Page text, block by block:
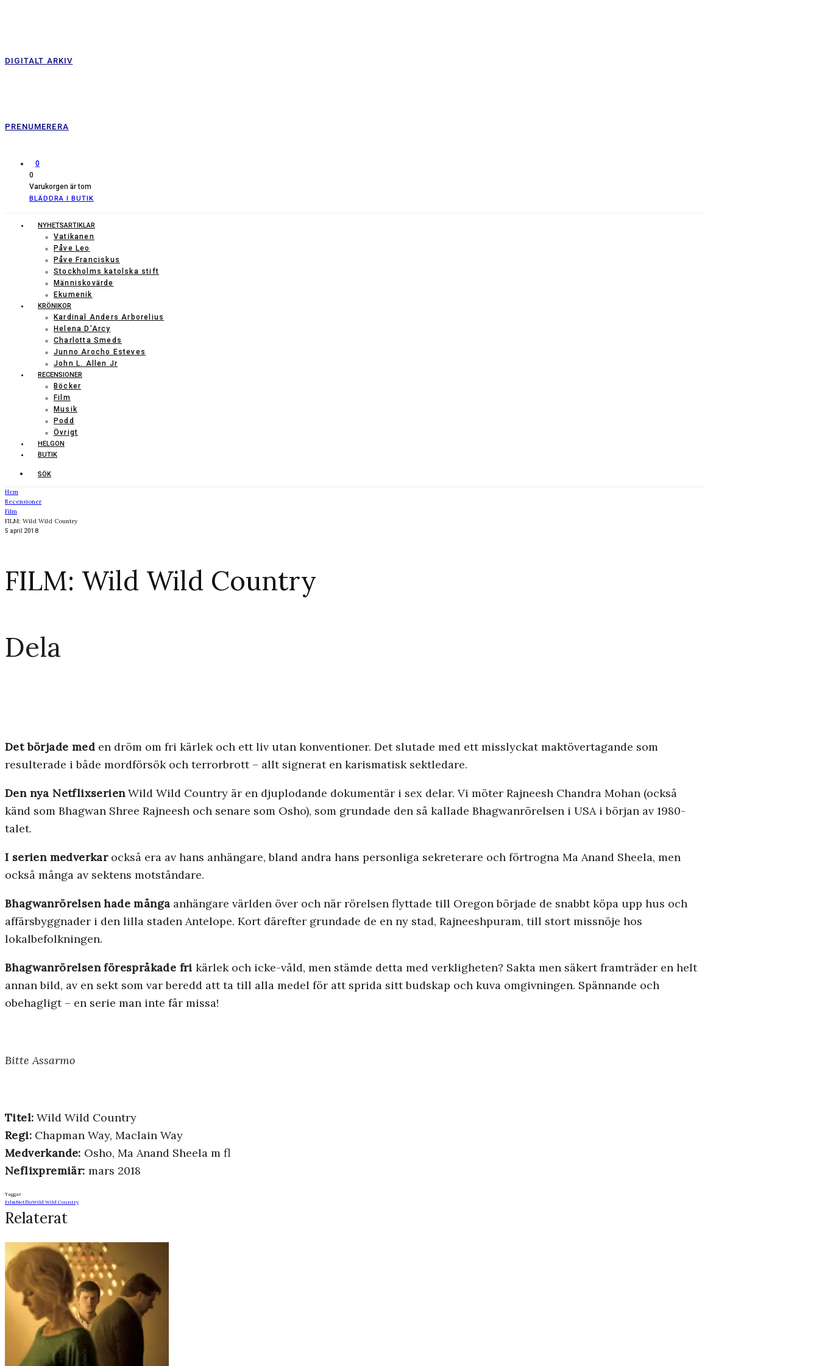
DIGITALT ARKIV
PRENUMERERA
0
0
Varukorgen är tom
BLÄDDRA I BUTIK
NYHETSARTIKLAR
Vatikanen
Påve Leo
Påve Franciskus
Stockholms katolska stift
Människovärde
Ekumenik
KRÖNIKOR
Kardinal Anders Arborelius
Helena D’Arcy
Charlotta Smeds
Junno Arocho Esteves
John L. Allen Jr
RECENSIONER
Böcker
Film
Musik
Podd
Övrigt
HELGON
BUTIK
SÖK
Hem
Recensioner
Film
FILM: Wild Wild Country
5 april 2018
FILM: Wild Wild Country
Dela
Det började med en dröm om fri kärlek och ett liv utan konventioner. Det slutade med ett misslyckat maktövertagande som
resulterade i både mordförsök och terrorbrott – allt signerat en karismatisk sektledare.
Den nya NetflixserienWild Wild Country är en djuplodande dokumentär i sex delar. Vi möter Rajneesh Chandra Mohan (också
känd som Bhagwan Shree Rajneesh och senare som Osho), som grundade den så kallade Bhagwanrörelsen i USA i början av 1980-
talet.
I serien medverkarockså era av hans anhängare, bland andra hans personliga sekreterare och förtrogna Ma Anand Sheela, men
också många av sektens motståndare.
Bhagwanrörelsen hade många anhängare världen över och när rörelsen flyttade till Oregon började de snabbt köpa upp hus och
affärsbyggnader i den lilla staden Antelope. Kort därefter grundade de en ny stad, Rajneeshpuram, till stort missnöje hos
lokalbefolkningen.
Bhagwanrörelsen förespråkade fri kärlek och icke-våld, men stämde detta med verkligheten? Sakta men säkert framträder en helt
annan bild, av en sekt som var beredd att ta till alla medel för att sprida sitt budskap och kuva omgivningen. Spännande och
obehagligt – en serie man inte får missa!
Bitte Assarmo
Titel: Wild Wild Country
Regi: Chapman Way, Maclain Way
Medverkande: Osho, Ma Anand Sheela m fl
Neflixpremiär: mars 2018
Taggar
FilmNetflixWild Wild Country
Relaterat